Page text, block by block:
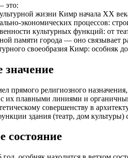
это:
жизни Кимр начала XX
процессов:
культурных функций: от
памяти города — оно связывает
своеобразия Кимр: особняк
значение
прямого религиозного
плавными линиями и
совершенству в
здания (театр, дом культуры)
состояние